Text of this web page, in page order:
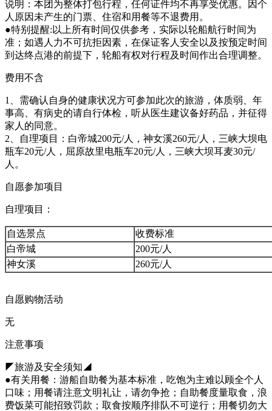
说明：本团为整体打包行程，任何证件均不再享受优惠。因个
人原因未产生的门票、住宿和用餐等不退费用。
●特别提醒:以上所有时间仅供参考，实际以轮船航行时间为
准；如遇人力不可抗拒因素，在保证客人安全以及按预定时间
到达终点港的前提下，轮船有权对行程及时间作出合理调整。
费用不含
1、需确认自身的健康状况方可参加此次的旅游，体质弱、年
事高、有病史的请自行体检，听从医生建议备好药品，并征得
家人的同意。
2、自理项目：白帝城200元/人，神女溪260元/人，三峡大坝电
瓶车20元/人，屈原故里电瓶车20元/人，三峡大坝耳麦30元/
人。
自愿参加项目
自理项目：
自选景点
收费标准
白帝城
200元/人
神女溪
260元/人
自愿购物活动
无
注意事项
◤旅游及安全须知◢
●有关用餐：游船自助餐为基本标准，吃饱为主难以顾全个人
口味；用餐请注意文明礼让，请勿争抢；自助餐度量取食，浪
费饭菜可能招致罚款；取食按顺序排队不可逆行；用餐切勿大